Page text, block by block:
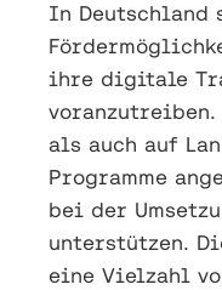
In Deutschland
ihre digitale
voranzutreiben.
als auch auf
Programme
bei der
unterstützen.
eine Vielzahl